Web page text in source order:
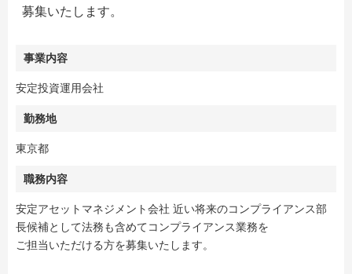
募集いたします。
事業内容
安定投資運用会社
勤務地
東京都
職務内容
安定アセットマネジメント会社 近い将来のコンプライアンス部
長候補として法務も含めてコンプライアンス業務を
ご担当いただける方を募集いたします。